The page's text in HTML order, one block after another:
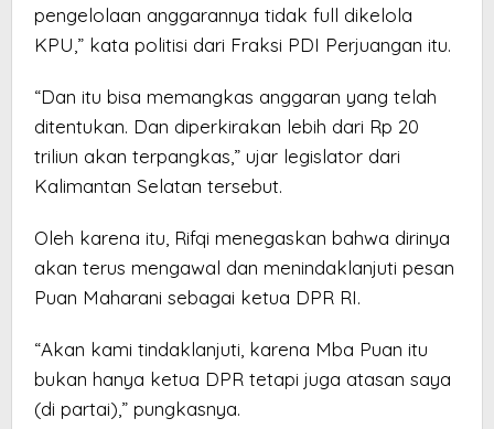
pengelolaan anggarannya tidak full dikelola
KPU,” kata politisi dari Fraksi PDI Perjuangan itu.
“Dan itu bisa memangkas anggaran yang telah
ditentukan. Dan diperkirakan lebih dari Rp 20
triliun akan terpangkas,” ujar legislator dari
Kalimantan Selatan tersebut.
Oleh karena itu, Rifqi menegaskan bahwa dirinya
akan terus mengawal dan menindaklanjuti pesan
Puan Maharani sebagai ketua DPR RI.
“Akan kami tindaklanjuti, karena Mba Puan itu
bukan hanya ketua DPR tetapi juga atasan saya
(di partai),” pungkasnya.